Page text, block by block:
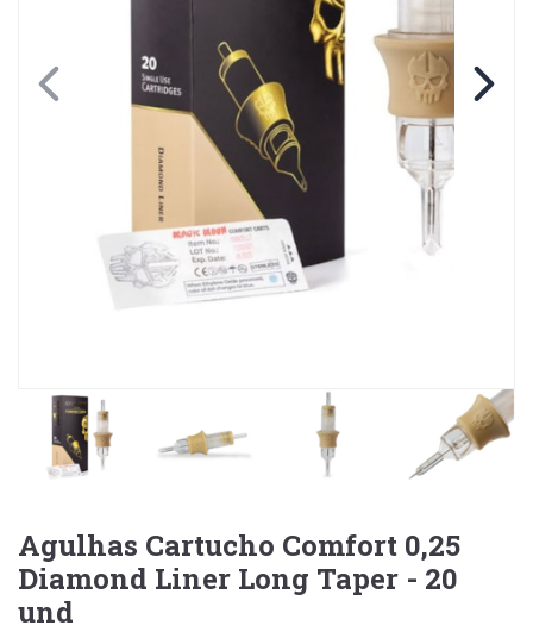
Agulhas Cartucho Comfort 0,25
Diamond Liner Long Taper - 20
und